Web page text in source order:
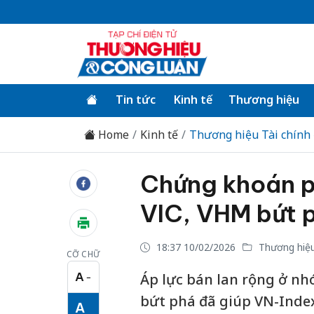
Tin tức Kinh tế Thương hiệu
Home Kinh tế Thương hiệu Tài chính
CỠ CHỮ
A −
Cỡ chữ nhỏ
A
Chứng khoán
VIC, VHM bứt
18:37 10/02/2026 Thương
Áp lực bán lan rộng ở
bứt phá đã giúp VN-